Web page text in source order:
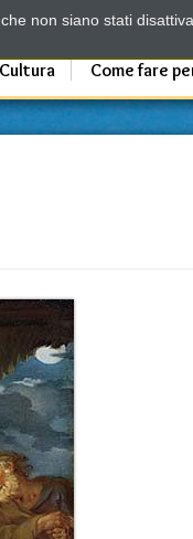
Come fare
non siano stati